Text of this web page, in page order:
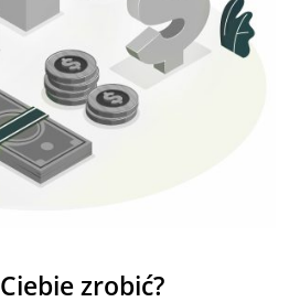
Ciebie zrobić?